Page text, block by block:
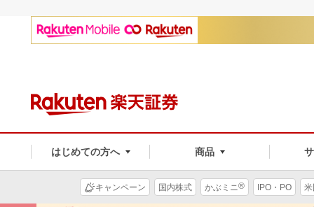
はじめての方へ 商品
キャンペーン 国内株式 かぶミニ® IPO・PO